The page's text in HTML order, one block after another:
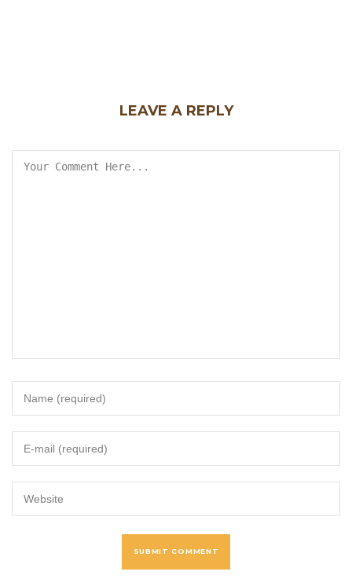
LEAVE A REPLY